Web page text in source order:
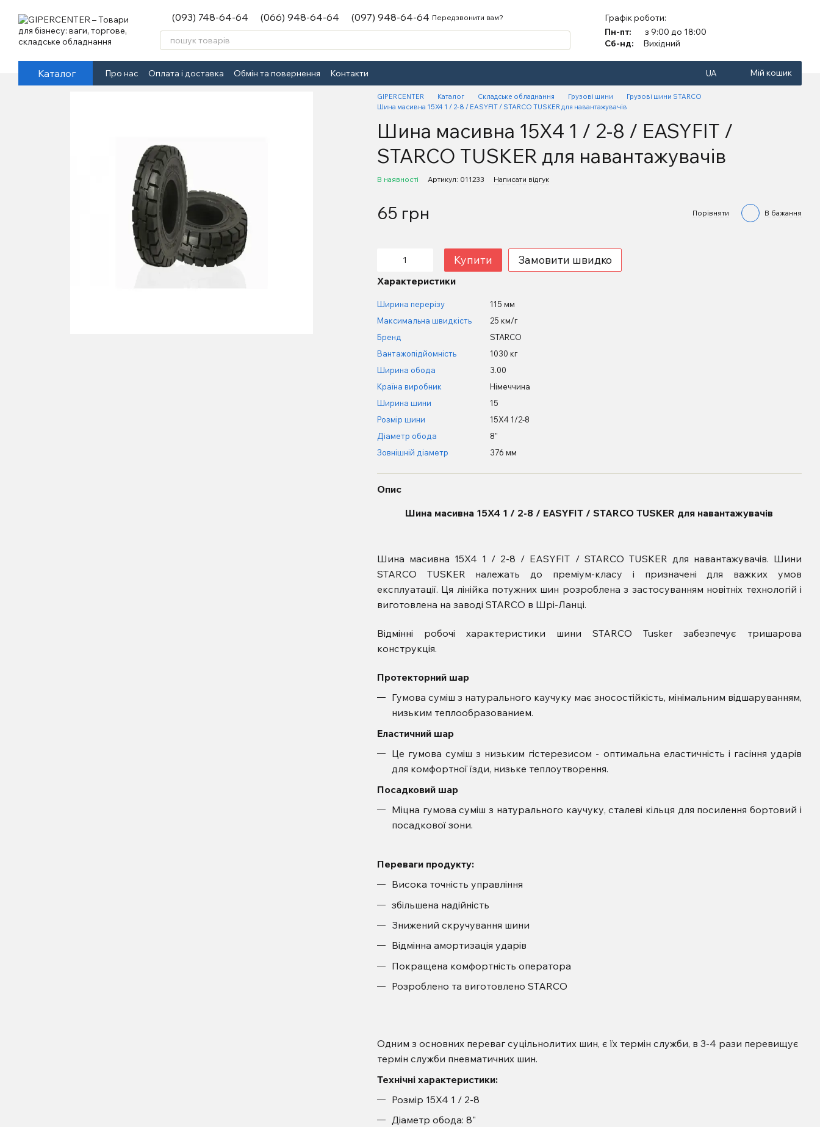
(093) 748-64-64 (066) 948-64-64 (097) 948-64-64 Передзвонити вам?
Графік роботи:
Пн-пт:
з 9:00 до 18:00
Сб-нд:
Вихідний
Каталог Про нас Оплата і доставка Обмін та повернення Контакти UA Мій кошик
GIPERCENTER Каталог Складське обладнання Грузові шини
Грузові шини STARCO
Шина масивна 15X4 1 / 2-8 / EASYFIT / STARCO TUSKER для навантажувачів
Шина масивна 15X4 1 / 2-8 / EASYFIT /
STARCO TUSKER для навантажувачів
В наявності Артикул: 011233 Написати відгук
65 грн Порівняти В бажання
Купити Замовити швидко
Характеристики
Ширина перерізу
115 мм
Максимальна швидкість
25 км/г
Бренд
STARCO
Вантажопідйомність
1030 кг
Ширина обода
3.00
Країна виробник
Німеччина
Ширина шини
15
Розмір шини
15X4 1/2-8
Діаметр обода
8"
Зовнішній діаметр
376 мм
Опис
Шина масивна 15X4 1 / 2-8 / EASYFIT / STARCO TUSKER для навантажувачів
Шина масивна 15X4 1 / 2-8 / EASYFIT / STARCO TUSKER для навантажувачів. Шини
STARCO TUSKER належать до преміум-класу і призначені для важких умов
експлуатації. Ця лінійка потужних шин розроблена з застосуванням новітніх технологій і
виготовлена ​​на заводі STARCO в Шрі-Ланці.
Відмінні робочі характеристики шини STARCO Tusker забезпечує тришарова
конструкція.
Протекторний шар
Гумова суміш з натурального каучуку має зносостійкість, мінімальним відшаруванням,
низьким теплообразованием.
Еластичний шар
Це гумова суміш з низьким гістерезисом - оптимальна еластичність і гасіння ударів
для комфортної їзди, низьке теплоутворення.
Посадковий шар
Міцна гумова суміш з натурального каучуку, сталеві кільця для посилення бортовий і
посадкової зони.
Переваги продукту:
Висока точність управління
збільшена надійність
Знижений скручування шини
Відмінна амортизація ударів
Покращена комфортність оператора
Розроблено та виготовлено STARCO
Одним з основних переваг суцільнолитих шин, є їх термін служби, в 3-4 рази перевищує
термін служби пневматичних шин.
Технічні характеристики:
Розмір 15X4 1 / 2-8
Діаметр обода: 8"